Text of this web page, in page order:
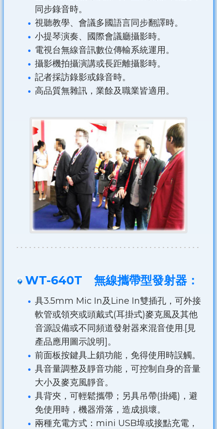
同步錄音時。
視聽教學、會議多國語言同步翻譯時。
小提琴演奏、國際會議廳攝影時。
電視台無線音訊數位傳輸系統運用。
攝影機拍攝演講或長距離攝影時。
記者採訪錄影或錄音時。
高品質無雜訊，業餘及職業皆適用。
WT-640T 無線攜帶型發射器：
具3.5mm Mic In及Line In雙插孔，可外接
軟管或領夾或頭戴式(耳掛式)麥克風及其他
音源設備或不同頻道發射器來混音使用.[見
產品應用圖示說明]。
前面板按鍵具上鎖功能，免得使用時誤觸。
具音量調整及靜音功能，可控制自身的音量
大小及麥克風靜音。
具背夾，可輕鬆攜帶；另具吊帶(掛繩)，避
免使用時，機器滑落，造成損壞。
兩種充電方式：mini USB埠或接點充電，